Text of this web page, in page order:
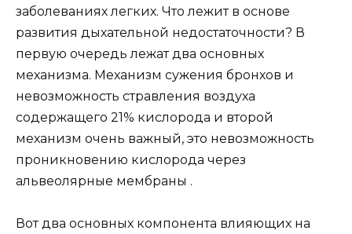
заболеваниях легких. Что лежит в основе
развития дыхательной недостаточности? В
первую очередь лежат два основных
механизма. Механизм сужения бронхов и
невозможность стравления воздуха
содержащего 21% кислорода и второй
механизм очень важный, это невозможность
проникновению кислорода через
альвеолярные мембраны .
Вот два основных компонента влияющих на